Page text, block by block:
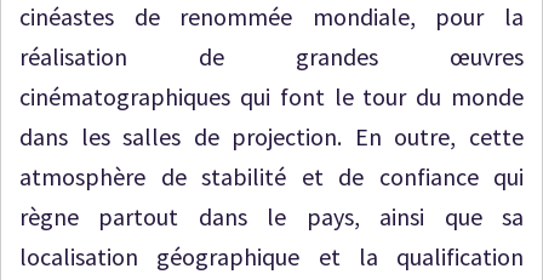
cinéastes de renommée mondiale, pour la
réalisation de grandes œuvres
cinématographiques qui font le tour du monde
dans les salles de projection. En outre, cette
atmosphère de stabilité et de confiance qui
règne partout dans le pays, ainsi que sa
localisation géographique et la qualification